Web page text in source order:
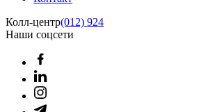
Колл-центр(012) 924
Наши соцсети